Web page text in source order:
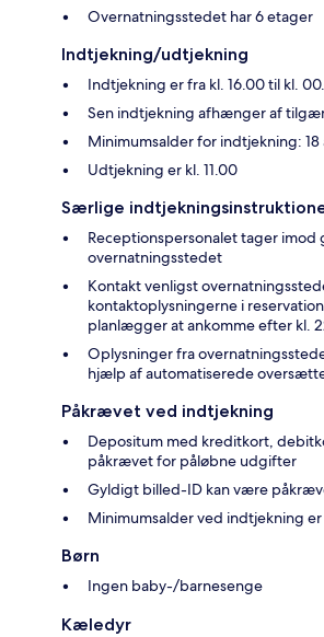
Overnatningsstedet har 6 etager
Indtjekning/udtjekning
Indtjekning er fra kl. 16.00 til kl.
Sen indtjekning afhænger af
Minimumsalder for indtjekning: 18
Udtjekning er kl. 11.00
Særlige
Receptionspersonalet tager
overnatningsstedet
Kontakt venligst
kontaktoplysningerne i
planlægger at ankomme efter kl.
Oplysninger fra
hjælp af automatiserede
Påkrævet ved indtjekning
Depositum med kreditkort,
påkrævet for påløbne udgifter
Gyldigt billed-ID kan være
Minimumsalder ved indtjekning er
Børn
Ingen baby-/barnesenge
Kæledyr